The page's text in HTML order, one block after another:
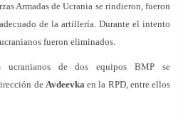
Armadas de Ucrania se rindieron, fueron
de la artillería. Durante el intento
fueron eliminados.
ucranianos de dos equipos BMP se
de Avdeevkaen la RPD, entre ellos